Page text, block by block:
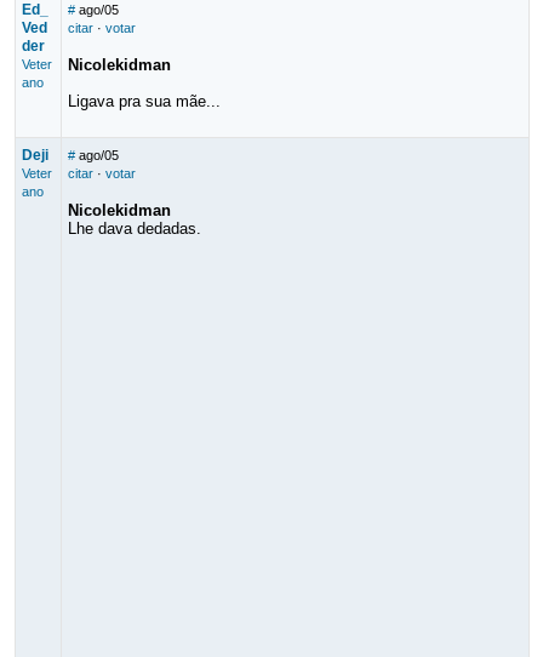
Ed_
Ved
der
Veter
ano
# ago/05
citar· votar
Nicolekidman
Ligava pra sua mãe...
Deji
Veter
ano
# ago/05
citar· votar
Nicolekidman
Lhe dava dedadas.